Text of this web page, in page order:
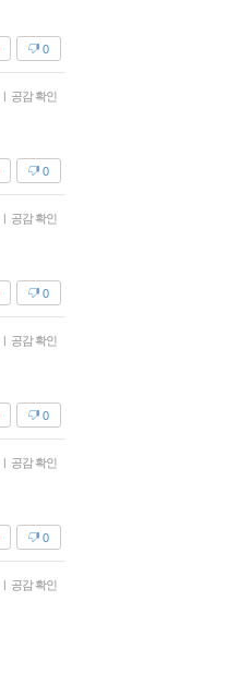
0
| 공감 확인
0
| 공감 확인
0
| 공감 확인
0
| 공감 확인
0
| 공감 확인